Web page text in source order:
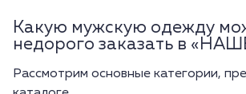
Какую мужскую одежду
недорого заказать в
Рассмотрим основные категории,